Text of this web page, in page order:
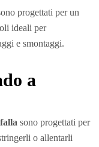
progettati per un
ideali per
e smontaggi.
a
sono progettati per
o allentarli